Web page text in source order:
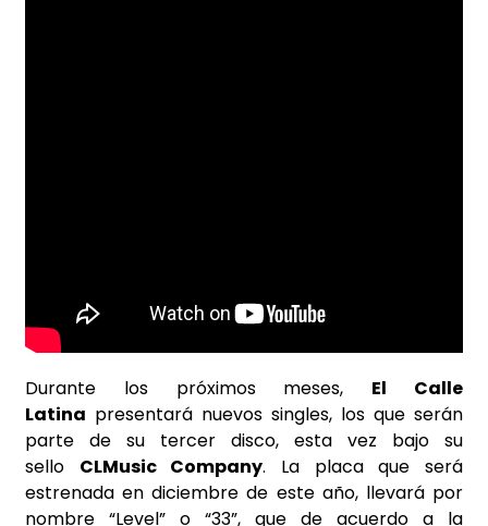
Durante los próximos meses, El Calle
Latina presentará nuevos singles, los que serán
parte de su tercer disco, esta vez bajo su
sello CLMusic Company. La placa que será
estrenada en diciembre de este año, llevará por
nombre “Level” o “33”, que de acuerdo a la